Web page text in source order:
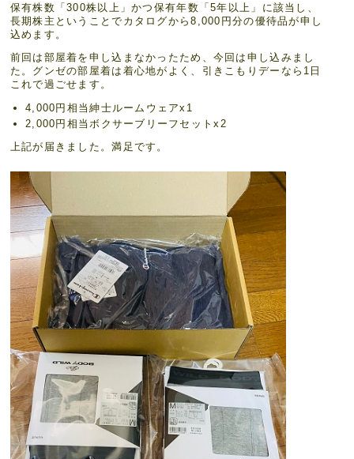
保有株数「300株以上」かつ保有年数「5年以上」に該当し、
長期株主ということでカタログから8,000円分の優待品が申し
込めます。
前回は部屋着を申し込まなかったため、今回は申し込みまし
た。グンゼの部屋着は着心地がよく、引きこもりデーなら1日
これで過ごせます。
4,000円相当紳士ルームウェアx1
2,000円相当ボクサーブリーフセットx2
上記が届きました。満足です。